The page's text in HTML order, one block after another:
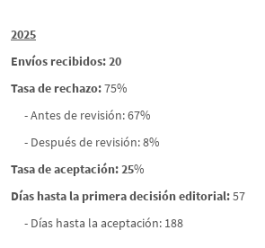
Informes
envios
2025
Envíos recibidos: 20
Tasa de rechazo:75%
- Antes de revisión: 67%
- Después de revisión: 8%
Tasa de aceptación: 25%
Días hasta la primera decisión editorial:57
- Días hasta la aceptación: 188